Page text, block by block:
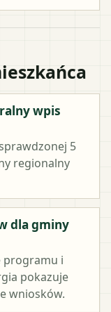
wpis
5
regionalny
dla gminy
programu i
pokazuje
wniosków.